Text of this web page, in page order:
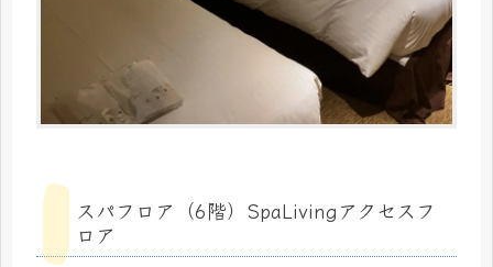
スパフロア（6階）SpaLivingアクセスフ
ロア